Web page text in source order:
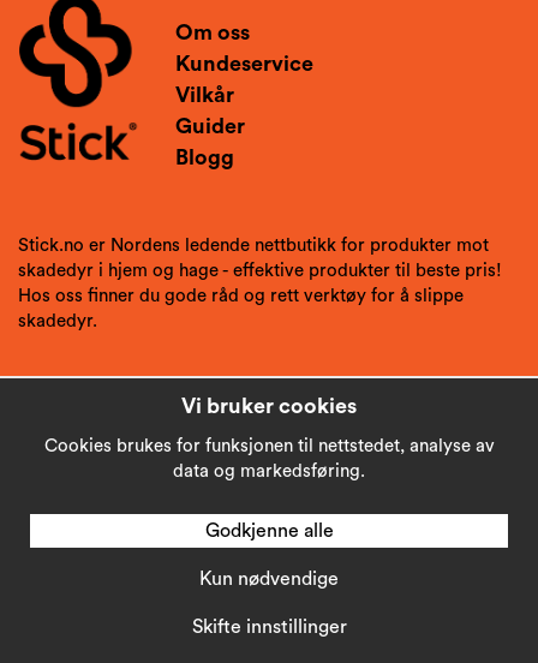
Om oss
Kundeservice
Vilkår
Guider
Blogg
Stick.no er Nordens ledende nettbutikk for produkter mot
skadedyr i hjem og hage - effektive produkter til beste pris!
Hos oss finner du gode råd og rett verktøy for å slippe
skadedyr.
Vi bruker cookies
Cookies brukes for funksjonen til nettstedet, analyse av
data og markedsføring.
Skifte innstillinger
Kun nødvendige
Godkjenne alle